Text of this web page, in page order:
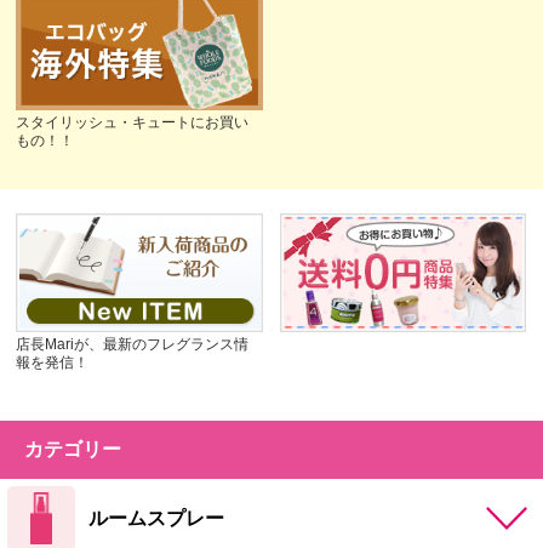
スタイリッシュ・キュートにお買い
もの！！
店長Mariが、最新のフレグランス情
報を発信！
カテゴリー
ルームスプレー